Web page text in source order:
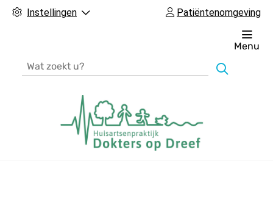
Instellingen Patiëntenomgeving
Menu